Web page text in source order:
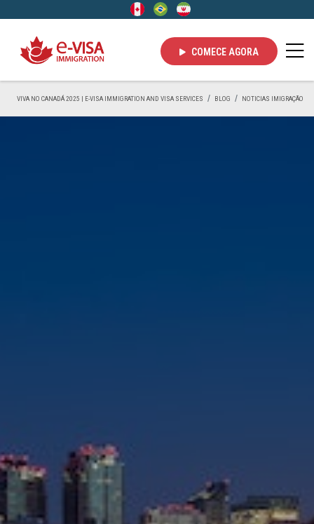
COMECE AGORA
VIVA NO CANADÁ 2025 | E-VISA IMMIGRATION AND VISA SERVICES BLOG NOTICIAS IMIGRAÇÃO